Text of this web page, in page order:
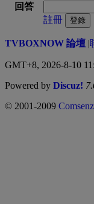
回答
註冊
登錄
TVBOXNOW 論壇 |
GMT+8, 2026-8-10
Powered by Discuz!
© 2001-2009